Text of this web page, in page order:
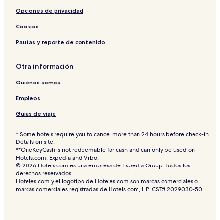
Opciones de privacidad
Cookies
Pautas y reporte de contenido
Otra información
Quiénes somos
Empleos
Guías de viaje
* Some hotels require you to cancel more than 24 hours before check-in.
Details on site.
**OneKeyCash is not redeemable for cash and can only be used on
Hotels.com, Expedia and Vrbo.
© 2026 Hotels.com es una empresa de Expedia Group. Todos los
derechos reservados.
Hoteles.com y el logotipo de Hoteles.com son marcas comerciales o
marcas comerciales registradas de Hotels.com, L.P. CST# 2029030-50.